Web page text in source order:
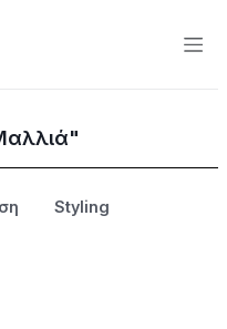
Styling